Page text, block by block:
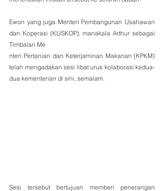
Ewon yang juga Menteri Pembangunan Usahawan
dan Koperasi (KUSKOP), manakala Arthur sebagai
Timbalan Me
nteri Pertanian dan Keterjaminan Makanan (KPKM)
telah mengadakan sesi libat urus kolaborasi kedua-
dua kementerian di sini, semalam.
Sesi tersebut bertujuan memberi penerangan